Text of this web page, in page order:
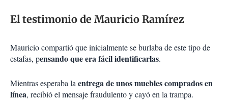
El testimonio de Mauricio Ramírez
Mauricio compartió que inicialmente se burlaba de este tipo de
estafas, pensando que era fácil identificarlas.
Mientras esperaba laentrega de unos muebles comprados en
línea, recibió el mensaje fraudulento y cayó en la trampa.